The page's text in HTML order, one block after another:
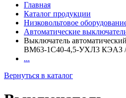
Главная
Каталог продукции
Низковольтовое
Автоматические
Выключатель
BM63-1C40-4,5-УХЛ3 КЭАЗ /
...
Вернуться в каталог